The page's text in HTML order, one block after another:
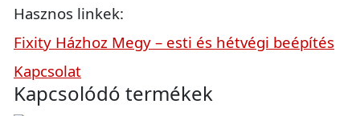
Hasznos linkek:
Fixity Házhoz Megy – esti és hétvégi beépítés
Kapcsolat
Kapcsolódó termékek